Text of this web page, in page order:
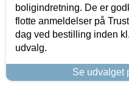
boligindretning. De er
flotte anmeldelser på
dag ved bestilling inden
udvalg.
Se udvalget